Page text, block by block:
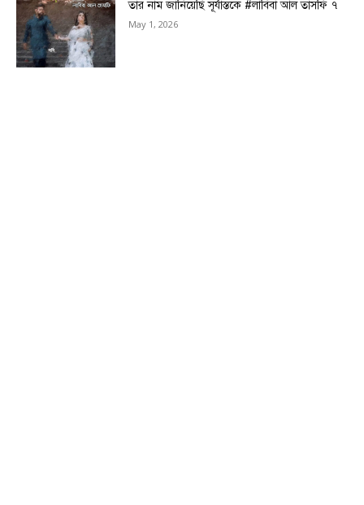
তার নাম জানিয়েছি সূর্যাস্তকে #লাবিবা আল তাসফি ৭
May 1, 2026